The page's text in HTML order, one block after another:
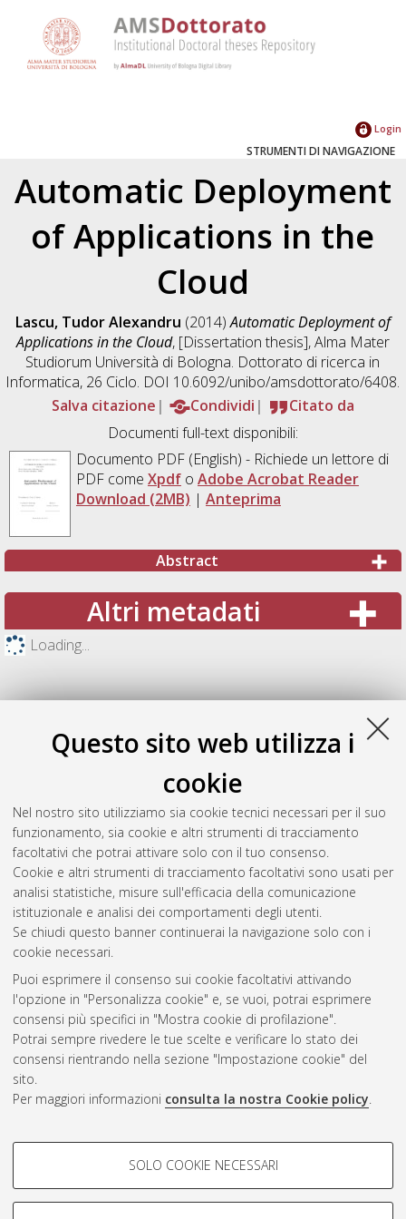
Questo sito web utilizza i
cookie
Nel nostro sito utilizziamo sia cookie tecnici necessari per il suo
funzionamento, sia cookie e altri strumenti di tracciamento
facoltativi che potrai attivare solo con il tuo consenso.
Cookie e altri strumenti di tracciamento facoltativi sono usati per
analisi statistiche, misure sull'efficacia della comunicazione
istituzionale e analisi dei comportamenti degli utenti.
Se chiudi questo banner continuerai la navigazione solo con i
cookie necessari.
Puoi esprimere il consenso sui cookie facoltativi attivando
l'opzione in "Personalizza cookie" e, se vuoi, potrai esprimere
consensi più specifici in "Mostra cookie di profilazione".
Potrai sempre rivedere le tue scelte e verificare lo stato dei
consensi rientrando nella sezione "Impostazione cookie" del
sito.
Per maggiori informazioni consulta la nostra Cookie policy.
COOKIE DI PROFILAZIONE -
Si tratta di cookie utilizzati per analizzare le caratteristiche della
SOLO COOKIE NECESSARI
Login
STRUMENTI DI NAVIGAZIONE
Automatic Deployment
of Applications in the
Cloud
Lascu, Tudor Alexandru (2014)Automatic Deployment of
Applications in the Cloud, [Dissertation thesis], Alma Mater
Studiorum Università di Bologna. Dottorato di ricerca in
Informatica, 26 Ciclo. DOI 10.6092/unibo/amsdottorato/6408.
Salva citazione
Condividi
Citato da
Documenti full-text disponibili:
Documento PDF(English) - Richiede un lettore di
PDF come Xpdfo Adobe Acrobat Reader
Download (2MB) | Anteprima
Abstract
Altri metadati
Loading...
Gestione del documento:
Atom
Rss 1.0
Rss 2.0
ISSN: 2038-7946
Impostazioni Cookie
Informativa sulla privacy
Condizioni d’uso del sito